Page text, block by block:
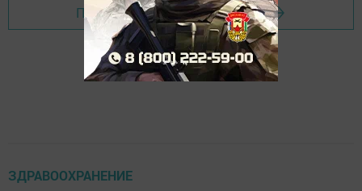
Перейти на страницу новости
ЗДРАВООХРАНЕНИЕ